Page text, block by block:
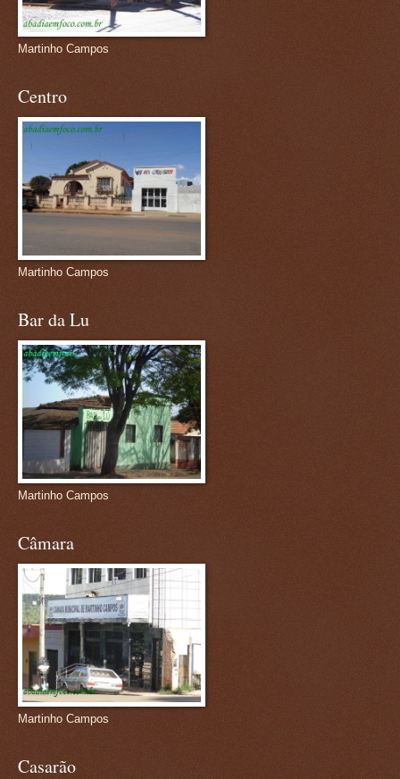
Martinho Campos
Centro
Martinho Campos
Bar da Lu
Martinho Campos
Câmara
Martinho Campos
Casarão